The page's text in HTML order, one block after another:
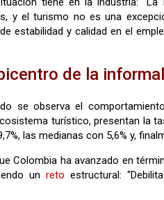
y el turismo no es una
estabilidad y calidad en el
de la
se observa el
turístico, presentan la
las medianas con 5,6% y,
Colombia ha avanzado en
un reto estructural: